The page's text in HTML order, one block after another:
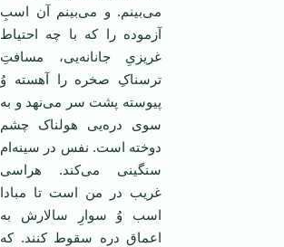
می‌بینم. و می‌بینم آن اسبِ
آزموده را که با چه احتیاط
غریزیِ جانانه‌یی، مسافتِ
ترسناکِ صخره را آهسته وُ
پیوسته پشت سر می‌نهد و به
سوی دره‌یی هولناک چشم
دوخته است. نفس در سینه‌ام
سنگینی می‌کند. هراسی
غریب در من است تا مبادا
اسب وُ سوارِ سالارش به
اعماق دره سقوط کنند. که